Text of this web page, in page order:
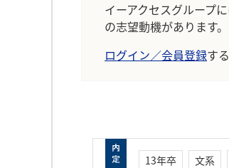
イーアクセスグループ
の志望動機があります。
ログイン／会員登録す
13年卒 文系